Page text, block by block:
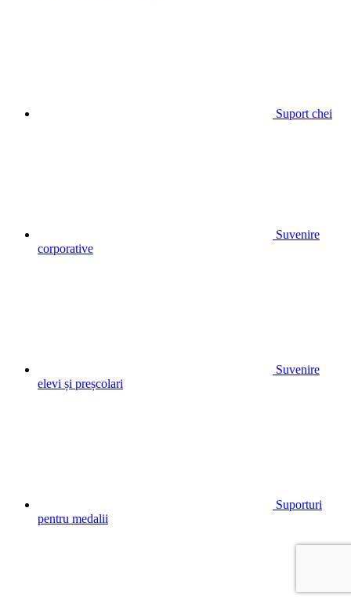
Suport chei
Suvenire
corporative
Suvenire
elevi și preșcolari
Suporturi
pentru medalii